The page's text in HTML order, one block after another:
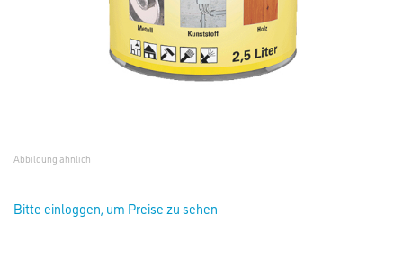
Abbildung ähnlich
Bitte einloggen, um Preise zu sehen